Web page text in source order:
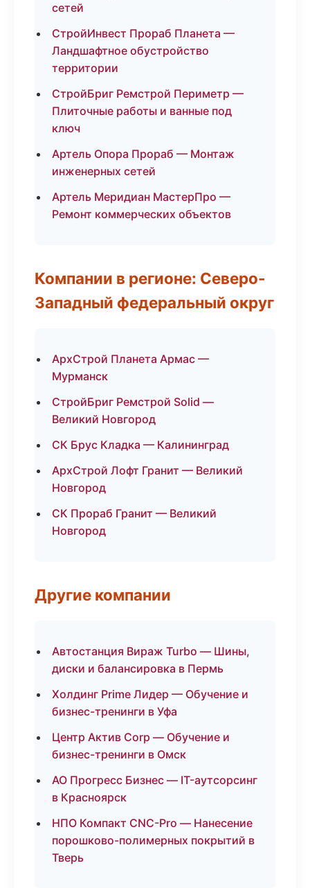
сетей
СтройИнвест Прораб Планета —
Ландшафтное обустройство
территории
СтройБриг Ремстрой Периметр —
Плиточные работы и ванные под
ключ
Артель Опора Прораб — Монтаж
инженерных сетей
Артель Меридиан МастерПро —
Ремонт коммерческих объектов
Компании в регионе: Северо-
Западный федеральный округ
АрхСтрой Планета Армас —
Мурманск
СтройБриг Ремстрой Solid —
Великий Новгород
СК Брус Кладка — Калининград
АрхСтрой Лофт Гранит — Великий
Новгород
СК Прораб Гранит — Великий
Новгород
Другие компании
Автостанция Вираж Turbo — Шины,
диски и балансировка в Пермь
Холдинг Prime Лидер — Обучение и
бизнес-тренинги в Уфа
Центр Актив Corp — Обучение и
бизнес-тренинги в Омск
АО Прогресс Бизнес — IT-аутсорсинг
в Красноярск
НПО Компакт CNC-Pro — Нанесение
порошково-полимерных покрытий в
Тверь